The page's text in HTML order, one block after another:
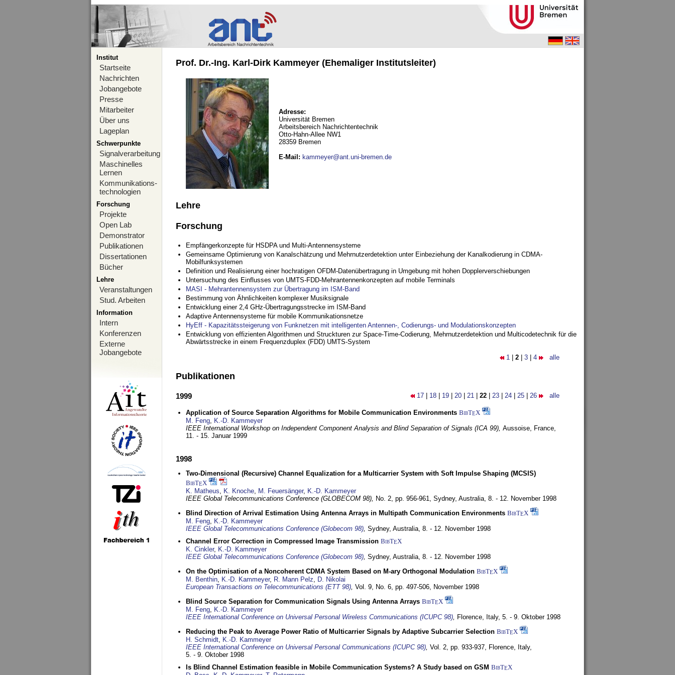
Institut
Startseite
Nachrichten
Jobangebote
Presse
Mitarbeiter
Über uns
Lageplan
Schwerpunkte
Signalverarbeitung
Maschinelles
Lernen
Kommunikations-
technologien
Forschung
Projekte
Open Lab
Demonstrator
Publikationen
Dissertationen
Bücher
Lehre
Veranstaltungen
Stud. Arbeiten
Information
Intern
Konferenzen
Externe
Jobangebote
Prof. Dr.-Ing. Karl-Dirk Kammeyer (Ehemaliger Institutsleiter)
Adresse:
Universität Bremen
Arbeitsbereich Nachrichtentechnik
Otto-Hahn-Allee NW1
28359 Bremen
E-Mail : kammeyer@ant.uni-bremen.de
Lehre
Forschung
Empfängerkonzepte für HSDPA und Multi-Antennensysteme
Gemeinsame Optimierung von Kanalschätzung und Mehrnutzerdetektion unter Einbeziehung der Kanalkodierung in CDMA-
Mobilfunksystemen
Definition und Realisierung einer hochratigen OFDM-Datenübertragung in Umgebung mit hohen Dopplerverschiebungen
Untersuchung des Einflusses von UMTS-FDD-Mehrantennenkonzepten auf mobile Terminals
MASI - Mehrantennensystem zur Übertragung im ISM-Band
Bestimmung von Ähnlichkeiten komplexer Musiksignale
Entwicklung einer 2,4 GHz-Übertragungsstrecke im ISM-Band
Adaptive Antennensysteme für mobile Kommunikationsnetze
HyEff - Kapazitätssteigerung von Funknetzen mit intelligenten Antennen-, Codierungs- und Modulationskonzepten
Entwicklung von effizienten Algorithmen und Struckturen zur Space-Time-Codierung, Mehrnutzerdetektion und Multicodetechnik für die
Abwärtsstrecke in einem Frequenzduplex (FDD) UMTS-System
1 2 3 4 alle
Publikationen
17 18 19 20 21 22 23 24 25 26 alle
1999
Application of Source Separation Algorithms for Mobile Communication Environments BibTEX
M. Feng, K.-D. Kammeyer
IEEE International Workshop on Independent Component Analysis and Blind Separation of Signals (ICA 99), Aussoise, France,
11. - 15. Januar 1999
1998
Two-Dimensional (Recursive) Channel Equalization for a Multicarrier System with Soft Impulse Shaping (MCSIS)
BibTEX
K. Matheus, K. Knoche, M. Feuersänger, K.-D. Kammeyer
IEEE Global Telecommunications Conference (GLOBECOM 98), No. 2, pp. 956-961, Sydney, Australia, 8. - 12. November 1998
Blind Direction of Arrival Estimation Using Antenna Arrays in Multipath Communication Environments BibTEX
M. Feng, K.-D. Kammeyer
IEEE Global Telecommunications Conference (Globecom 98), Sydney, Australia, 8. - 12. November 1998
Channel Error Correction in Compressed Image Transmission BibTEX
K. Cinkler, K.-D. Kammeyer
IEEE Global Telecommunications Conference (Globecom 98), Sydney, Australia, 8. - 12. November 1998
On the Optimisation of a Noncoherent CDMA System Based on M-ary Orthogonal Modulation BibTEX
M. Benthin, K.-D. Kammeyer, R. Mann Pelz, D. Nikolai
European Transactions on Telecommunications (ETT 98), Vol. 9, No. 6, pp. 497-506, November 1998
Blind Source Separation for Communication Signals Using Antenna Arrays BibTEX
M. Feng, K.-D. Kammeyer
IEEE International Conference on Universal Personal Wireless Communications (ICUPC 98), Florence, Italy, 5. - 9. Oktober 1998
Reducing the Peak to Average Power Ratio of Multicarrier Signals by Adaptive Subcarrier Selection BibTEX
H. Schmidt, K.-D. Kammeyer
IEEE International Conference on Universal Personal Communications (ICUPC 98), Vol. 2, pp. 933-937, Florence, Italy,
5. - 9. Oktober 1998
Is Blind Channel Estimation feasible in Mobile Communication Systems? A Study based on GSM BibTEX